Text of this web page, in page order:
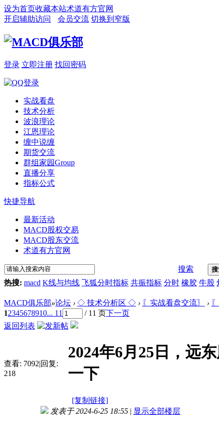
设为首页收藏本站术道有方官网
开启辅助访问
会员交流 切换到窄版
登录 立即注册 找回密码
实战看盘
技术分析
波浪理论
江恩理论
缠中说缠
期货交流
群组家园Group
直播分享
指标公式
快捷导航
最新活动
MACD股权交易
MACD股东交流
术道有方官网
搜索
热搜: macd K线与均线 飞狐分时指标 共振指标 分时 橡胶 牛股
MACD俱乐部»论坛 › ◇ 技术分析区 ◇ › 〖实战看盘交流〗 ›
12345678910... 11 / 11 页下一页
返回列表
查看: 7092|回复:
218
2024年6月25日，远
一下
[复制链接]
发表于 2024-6-25 18:55 | 显示全部楼层